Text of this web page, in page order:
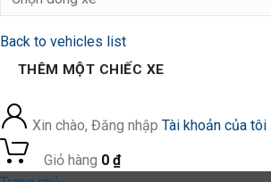
Back to vehicles list
THÊM MỘT CHIẾC XE
Xin chào, Đăng nhập Tài khoản của tôi
Giỏ hàng 0 ₫